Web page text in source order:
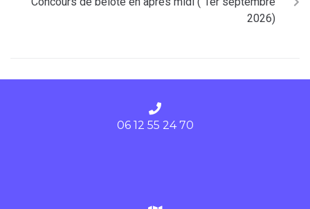
2026)
06 12 55 24 70